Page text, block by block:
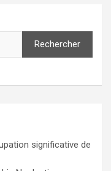
Rechercher
significative de